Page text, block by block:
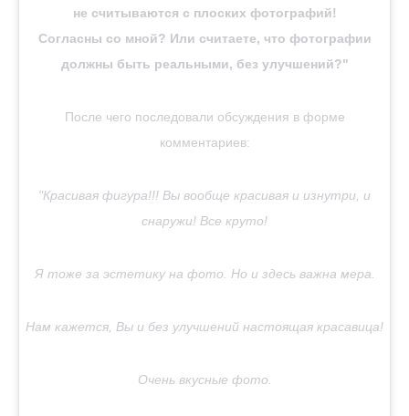
не считываются с плоских фотографий!
Согласны со мной? Или считаете, что фотографии
должны быть реальными, без улучшений?"
После чего последовали обсуждения в форме
комментариев:
"Красивая фигура!!! Вы вообще красивая и изнутри, и
снаружи! Все круто!
Я тоже за эстетику на фото. Но и здесь важна мера.
Нам кажется, Вы и без улучшений настоящая красавица!
Очень вкусные фото.